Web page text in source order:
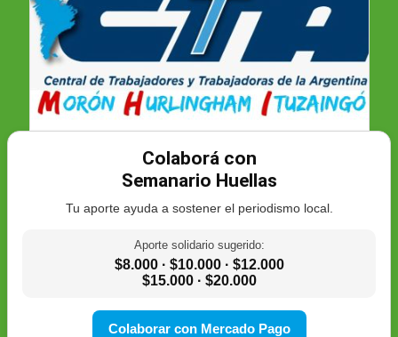
Colaborá con
Semanario Huellas
Tu aporte ayuda a sostener el periodismo local.
Aporte solidario sugerido:
$8.000 · $10.000 · $12.000
$15.000 · $20.000
Colaborar con Mercado Pago